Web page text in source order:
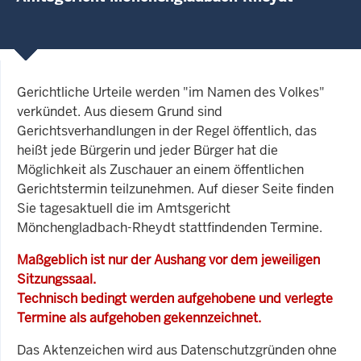
Gerichtliche Urteile werden "im Namen des Volkes"
verkündet. Aus diesem Grund sind
Gerichtsverhandlungen in der Regel öffentlich, das
heißt jede Bürgerin und jeder Bürger hat die
Möglichkeit als Zuschauer an einem öffentlichen
Gerichtstermin teilzunehmen. Auf dieser Seite finden
Sie tagesaktuell die im Amtsgericht
Mönchengladbach-Rheydt stattfindenden Termine.
Maßgeblich ist nur der Aushang vor dem jeweiligen
Sitzungssaal.
Technisch bedingt werden aufgehobene und verlegte
Termine als aufgehoben gekennzeichnet.
Das Aktenzeichen wird aus Datenschutzgründen ohne